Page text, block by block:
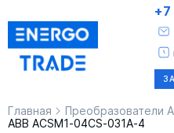
Главная Преобразователи
ABB ACSM1-04CS-031A-4